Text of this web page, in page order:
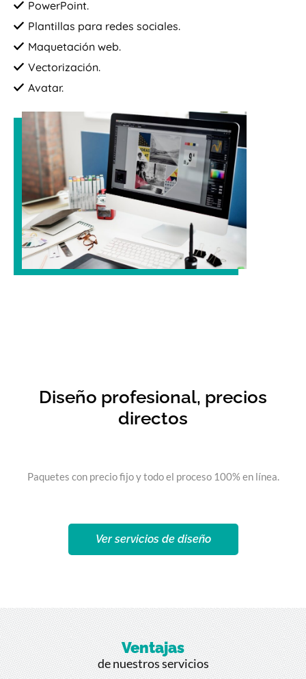
PowerPoint.
Plantillas para redes sociales.
Maquetación web.
Vectorización.
Avatar.
Diseño profesional, precios
directos
Paquetes con precio fijo y todo el proceso 100% en línea.
Ver servicios de diseño
Ventajas
de nuestros servicios